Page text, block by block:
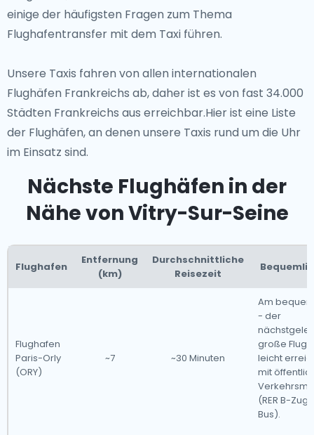
einige der häufigsten Fragen zum Thema
Flughafentransfer mit dem Taxi führen.
Unsere Taxis fahren von allen internationalen
Flughäfen Frankreichs ab, daher ist es von fast 34.000
Städten Frankreichs aus erreichbar.Hier ist eine Liste
der Flughäfen, an denen unsere Taxis rund um die Uhr
im Einsatz sind.
Nächste Flughäfen in der
Nähe von Vitry-Sur-Seine
Flughafen
Entfernung
(km)
Durchschnittliche
Reisezeit
Flughafen
Paris-Orly
(ORY)
~7 ~30 Minuten
Am
- der
große
leicht
mit
(RER B-Zug
Bus).